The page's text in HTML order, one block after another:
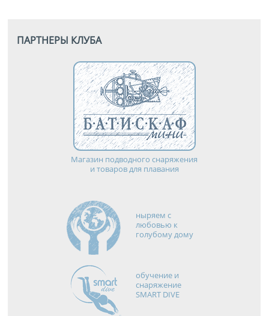
ПАРТНЕРЫ КЛУБА
Магазин подводного снаряжения
и товаров для плавания
ныряем с
любовью к
голубому дому
обучение и
снаряжение
SMART DIVE